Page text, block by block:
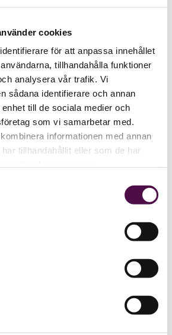
cookies
för att anpassa innehållet
tillhandahålla funktioner
analysera vår trafik. Vi
sådana identifierare och annan
till de sociala medier och
som vi samarbetar med.
informationen med annan
tillhandahållit eller som de har